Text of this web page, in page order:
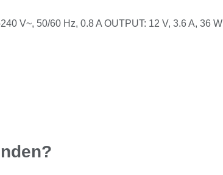
V~, 50/60 Hz, 0.8 A OUTPUT: 12 V, 3.6 A, 36 W